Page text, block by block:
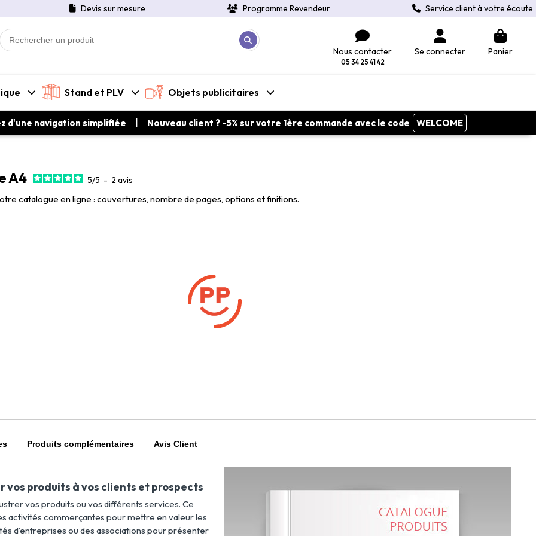
Devis sur mesure Programme Revendeur Service client à votre écoute
Nous contacter
05 34 25 41 42
Se connecter Panier
Stand et PLV Objets publicitaires
d'une navigation simplifiée | Nouveau client ? -5% sur votre 1ère commande avec le code WELCOME
A4 5/5 - 2 avis
catalogue en ligne : couvertures, nombre de pages, options et finitions.
Produits complémentaires Avis Client
vos produits à vos clients et prospects
vos produits ou vos différents services. Ce
activités commerçantes pour mettre en valeur les
d’entreprises ou des associations pour présenter